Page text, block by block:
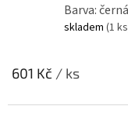
Barva:
skladem (1
601 Kč / ks